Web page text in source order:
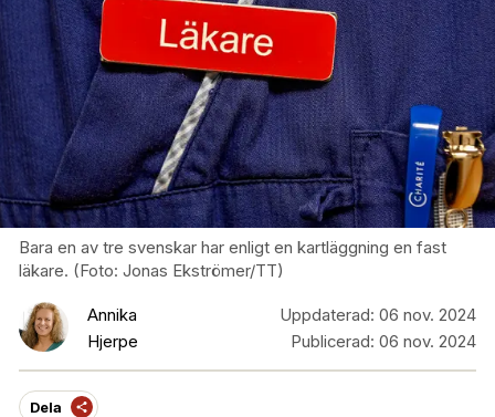
Bara en av tre svenskar har enligt en kartläggning en fast
läkare. (Foto: Jonas Ekströmer/TT)
Annika
Hjerpe
Uppdaterad: 06 nov. 2024
Publicerad: 06 nov. 2024
Dela